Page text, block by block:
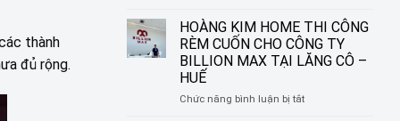
thành
đủ rộng.
Ô
CỬA
THÀNH
MỘT
PHẨM
KIM
HOME
THI
CÔNG
LƯỚI
HOÀNG KIM HOME THI CÔNG
RÈM CUỐN CHO CÔNG TY
BILLION MAX TẠI LĂNG CÔ –
HUẾ
Chức năng bình luận bị tắtở